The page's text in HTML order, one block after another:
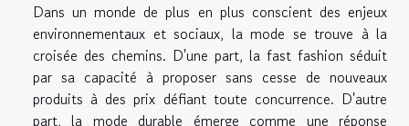
Dans un monde de plus en plus conscient des enjeux
environnementaux et sociaux, la mode se trouve à la
croisée des chemins. D'une part, la fast fashion séduit
par sa capacité à proposer sans cesse de nouveaux
produits à des prix défiant toute concurrence. D'autre
part, la mode durable émerge comme une réponse